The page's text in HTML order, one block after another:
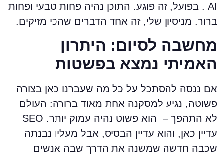
AI . בפועל, זה פוגע. התוכן נהיה פחות טבעי ופחות
ברור. מניסיון שלי, זה אחד הדברים שהכי מזיקים.
מחשבה לסיום: היתרון
האמיתי נמצא בפשטות
אם ננסה להסתכל על כל מה שעברנו כאן בצורה
פשוטה, נגיע למסקנה אחת מאוד ברורה: העולם
לא התהפך – הוא פשוט נהיה עמוק יותר. SEO
עדיין כאן, והוא עדיין הבסיס, אבל מעליו נבנתה
שכבה חדשה שמשנה את הדרך שבה אנשים